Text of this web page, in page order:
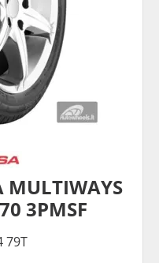
MULTIWAYS
3PMSF
79T